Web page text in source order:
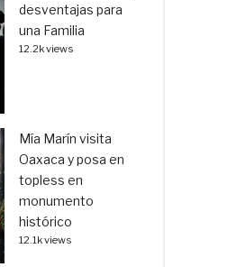
desventajas para
una Familia
12.2k views
Mía Marín visita
Oaxaca y posa en
topless en
monumento
histórico
12.1k views